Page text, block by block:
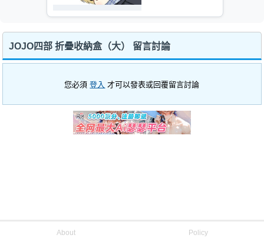
JOJO四部 折疊收納盒（大） 留言討論
您必須登入 才可以發表或回覆留言討論
About Policy